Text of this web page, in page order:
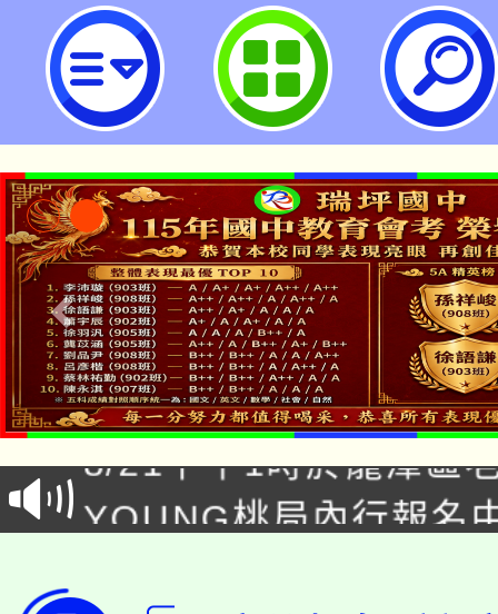
主旨：轉知中華民國兒童美術教育
民國選拔參加日 本第五十六回世
徵畫比賽一案，請鼓勵所 屬踴躍
照。-桃園市立瑞坪國民中學
「本色祭」8/29、30在
場熱烈登場!
8/21下午1時於龍潭區
徵才活動。
YOUNG桃局內行報名